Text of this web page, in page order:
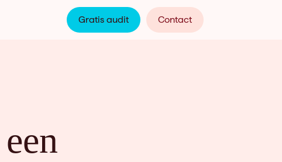
Gratis audit Contact